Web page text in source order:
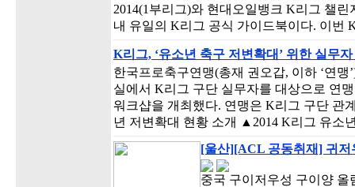
2014(1부리그)와 현대오일뱅크 K리그 챌
내 유일의 K리그 공식 가이드북이다. 이번
K리그, ‘유소년 축구 저변확대’ 위한 실무
한국프로축구연맹(총재 권오갑, 이하 ‘연
실에서 K리그 구단 실무자를 대상으로 연
워크샵을 개최했다. 연맹은 K리그 구단 관
년 저변확대 현황 소개 ▲2014 K리그 유소
[울산][ACL 공동취재] 귀
중국 구이저우성 구이양 올